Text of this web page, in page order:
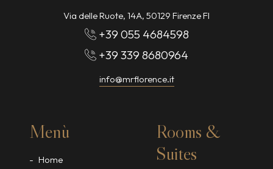
Via delle Ruote, 14A, 50129 Firenze FI
+39 055 4684598
+39 339 8680964
info@mrflorence.it
Menù
Home
Rooms &
Suites